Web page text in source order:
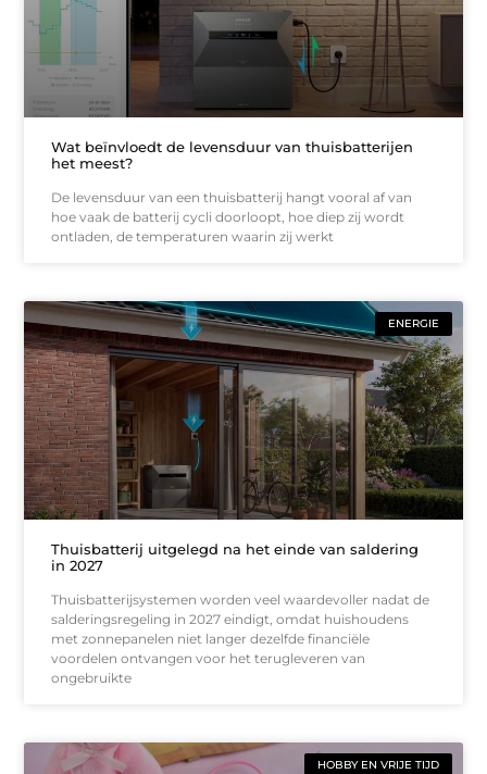
Wat beïnvloedt de levensduur van thuisbatterijen
het meest?
De levensduur van een thuisbatterij hangt vooral af van
hoe vaak de batterij cycli doorloopt, hoe diep zij wordt
ontladen, de temperaturen waarin zij werkt
ENERGIE
Thuisbatterij uitgelegd na het einde van saldering
in 2027
Thuisbatterijsystemen worden veel waardevoller nadat de
salderingsregeling in 2027 eindigt, omdat huishoudens
met zonnepanelen niet langer dezelfde financiële
voordelen ontvangen voor het terugleveren van
ongebruikte
HOBBY EN VRIJE TIJD